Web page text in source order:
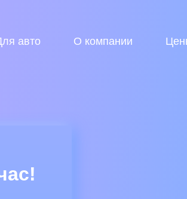
авто О компании